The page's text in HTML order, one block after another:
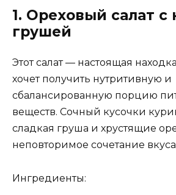
1. Ореховый салат с
грушей
Этот салат — настоящая
хочет получить нутритивную и
сбалансированную порцию
веществ. Сочный кусочки
сладкая груша и хрустящие
неповторимое сочетание
Ингредиенты: